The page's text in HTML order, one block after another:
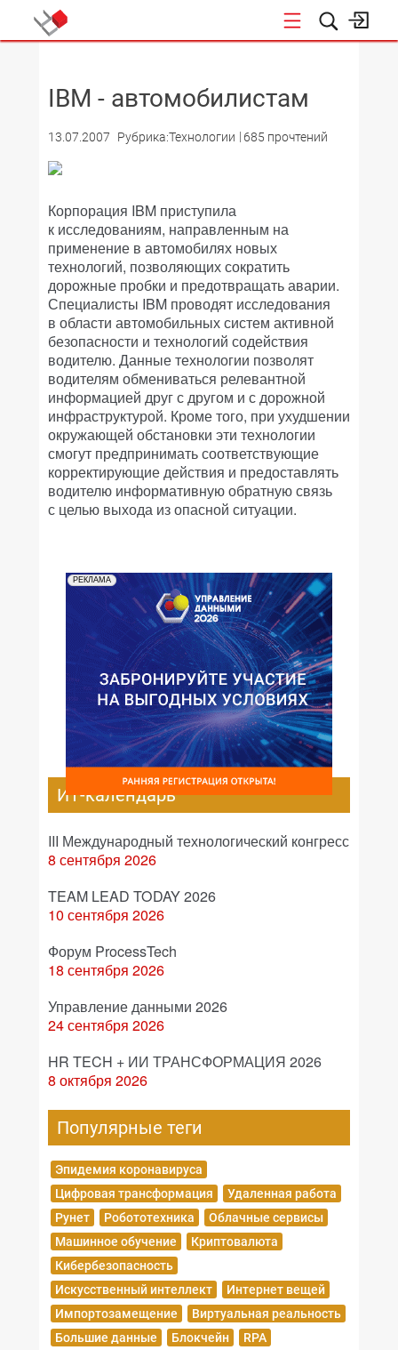
IBM - автомобилистам
13.07.2007 Рубрика:Технологии 685 прочтений
Корпорация IBM приступила
к исследованиям, направленным на
применение в автомобилях новых
технологий, позволяющих сократить
дорожные пробки и предотвращать аварии.
Специалисты IBM проводят исследования
в области автомобильных систем активной
безопасности и технологий содействия
водителю. Данные технологии позволят
водителям обмениваться релевантной
информацией друг с другом и с дорожной
инфраструктурой. Кроме того, при ухудшении
окружающей обстановки эти технологии
смогут предпринимать соответствующие
корректирующие действия и предоставлять
водителю информативную обратную связь
с целью выхода из опасной ситуации.
РЕКЛАМА
ИТ-календарь
III Международный технологический конгресс
8 сентября 2026
TEAM LEAD TODAY 2026
10 сентября 2026
Форум ProcessTech
18 сентября 2026
Управление данными 2026
24 сентября 2026
HR TECH + ИИ ТРАНСФОРМАЦИЯ 2026
8 октября 2026
Популярные теги
Эпидемия коронавируса
Цифровая трансформация
Удаленная работа
Рунет
Робототехника
Облачные сервисы
Машинное обучение
Криптовалюта
Кибербезопасность
Искусственный интеллект
Интернет вещей
Импортозамещение
Виртуальная реальность
Большие данные
Блокчейн
RPA